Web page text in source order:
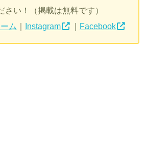
さい！（掲載は無料です）
ム
Instagram Facebook